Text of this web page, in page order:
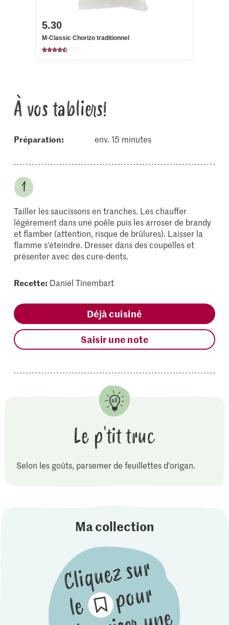
5.30
M-Classic Chorizo traditionnel
À vos tabliers!
Préparation: env. 15 minutes
Tailler les saucissons en tranches. Les chauffer
légèrement dans une poêle puis les arroser de brandy
et flamber (attention, risque de brûlures). Laisser la
flamme s'éteindre. Dresser dans des coupelles et
présenter avec des cure-dents.
Recette: Daniel Tinembart
Déjà cuisiné
Saisir une note
Le p'tit truc
Selon les goûts, parsemer de feuillettes d'origan.
Ma collection